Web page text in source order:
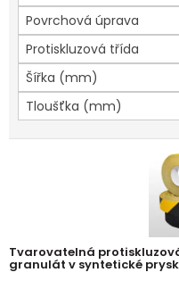
Povrchová úprava
Protiskluzová třída
Šířka (mm)
Tloušťka (mm)
Tvarovatelná
granulát v syntetické